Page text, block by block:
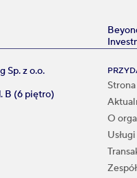
Sp. z o.o.
B (6 piętro)
O
Usługi
Zespół